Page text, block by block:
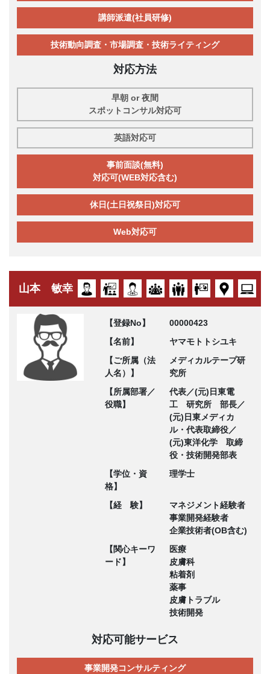
講師派遣(社員研修)
技術動向調査・市場調査・技術ライティング
対応方法
早朝 or 夜間
スポットコンサル対応可
英語対応可
事前面談(無料)
対応可(WEB対応含む)
休日(土日祝祭日)対応可
Web対応可
山本 敏幸
【登録No】
00000423
【名前】
ヤマモトトシユキ
【ご所属（法
人名）】
メディカルテープ研
究所
【所属部署／
役職】
代表／(元)日東電
工 研究所 部長／
(元)日東メディカ
ル・代表取締役／
(元)東洋化学 取締
役・技術開発部表
【学位・資
格】
理学士
【経 験】
マネジメント経験者
事業開発経験者
企業技術者(OB含む)
【関心キーワ
ード】
医療
皮膚科
粘着剤
薬事
皮膚トラブル
技術開発
対応可能サービス
事業開発コンサルティング